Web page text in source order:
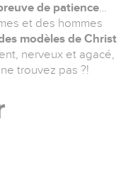
de patience…
et des hommes
modèles de Christ
nerveux et agacé,
trouvez pas ?!